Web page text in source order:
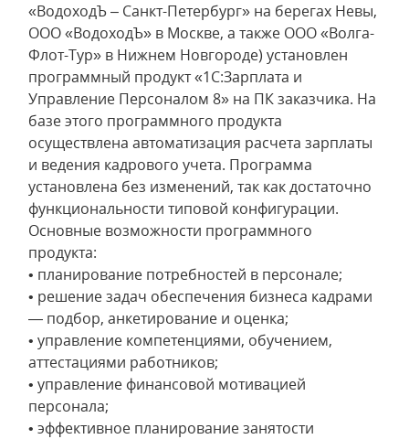
«ВодоходЪ – Санкт-Петербург» на берегах Невы,
ООО «ВодоходЪ» в Москве, а также ООО «Волга-
Флот-Тур» в Нижнем Новгороде) установлен
программный продукт «1С:Зарплата и
Управление Персоналом 8» на ПК заказчика. На
базе этого программного продукта
осуществлена автоматизация расчета зарплаты
и ведения кадрового учета. Программа
установлена без изменений, так как достаточно
функциональности типовой конфигурации.
Основные возможности программного
продукта:
• планирование потребностей в персонале;
• решение задач обеспечения бизнеса кадрами
— подбор, анкетирование и оценка;
• управление компетенциями, обучением,
аттестациями работников;
• управление финансовой мотивацией
персонала;
• эффективное планирование занятости